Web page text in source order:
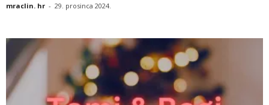
mraclin. hr - 29. prosinca 2024.